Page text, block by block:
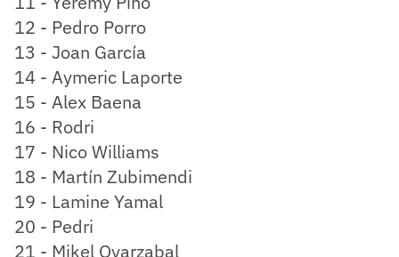
12 - Pedro Porro
13 - Joan García
14 - Aymeric Laporte
15 - Alex Baena
16 - Rodri
17 - Nico Williams
18 - Martín Zubimendi
19 - Lamine Yamal
20 - Pedri
21 - Mikel Oyarzabal